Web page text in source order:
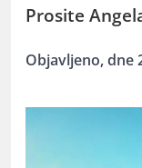
Prosite
Objavljeno, dne